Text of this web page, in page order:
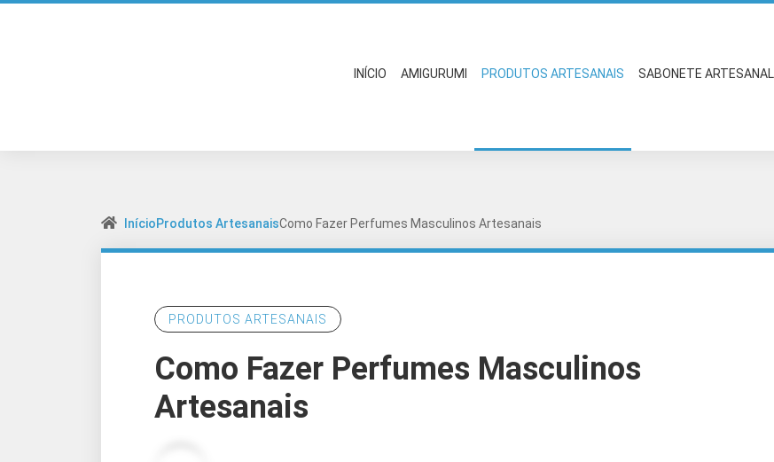
INÍCIO AMIGURUMI PRODUTOS ARTESANAIS SABONETE ARTESANAL
InícioProdutos ArtesanaisComo Fazer Perfumes Masculinos Artesanais
PRODUTOS ARTESANAIS
Como Fazer Perfumes Masculinos
Artesanais